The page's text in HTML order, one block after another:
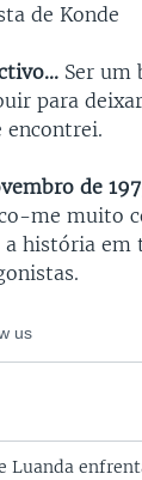
de Konde
Ser um
para
encontrei.
de
me muito
história em
us
Luanda